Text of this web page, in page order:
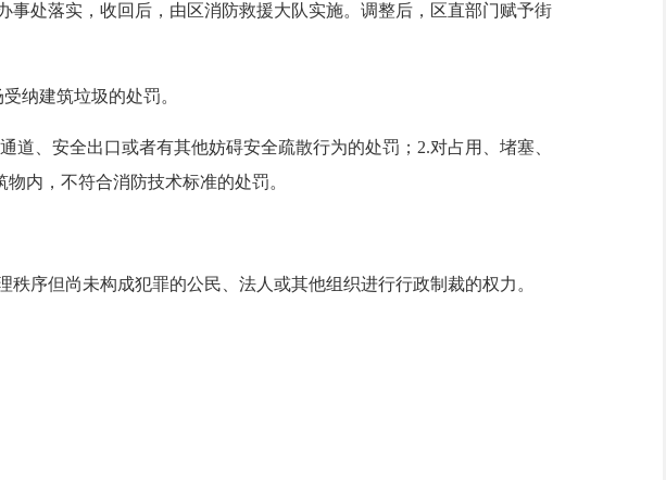
处落实，收回后，由区消防救援大队实施。调整后，区直部门赋予街
纳建筑垃圾的处罚。
、安全出口或者有其他妨碍安全疏散行为的处罚；2.对占用、堵塞、
内，不符合消防技术标准的处罚。
但尚未构成犯罪的公民、法人或其他组织进行行政制裁的权力。